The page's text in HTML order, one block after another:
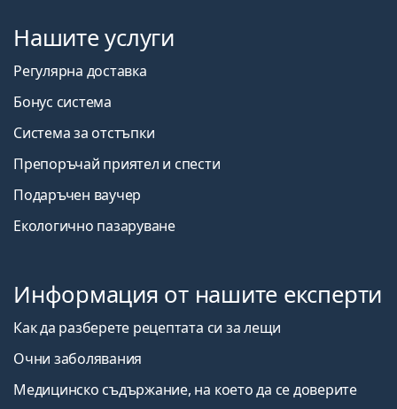
Нашите услуги
Регулярна доставка
Бонус система
Система за отстъпки
Препоръчай приятел и спести
Подаръчен ваучер
Екологично пазаруване
Информация от нашите експерти
Как да разберете рецептата си за лещи
Очни заболявания
Медицинско съдържание, на което да се доверите